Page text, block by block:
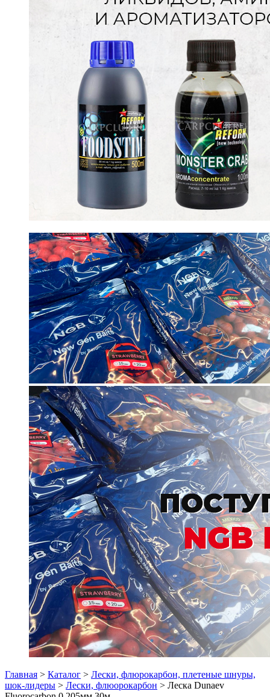
Главная > Каталог > Лески, флюрокарбон, плетеные шнуры,
шок-лидеры > Лески, флюорокарбон > Леска Dunaev